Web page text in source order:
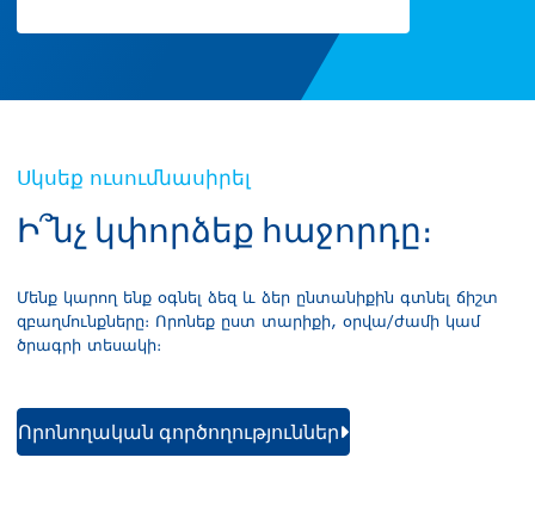
Սկսեք ուսումնասիրել
Ի՞նչ կփորձեք հաջորդը։
Մենք կարող ենք օգնել ձեզ և ձեր ընտանիքին գտնել ճիշտ
զբաղմունքները։ Որոնեք ըստ տարիքի, օրվա/ժամի կամ
ծրագրի տեսակի։
Որոնողական գործողություններ